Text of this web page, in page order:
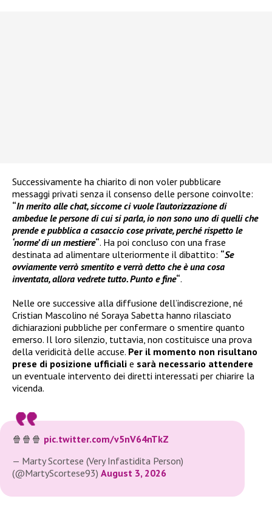
Successivamente ha chiarito di non voler pubblicare
messaggi privati senza il consenso delle persone coinvolte:
“In merito alle chat, siccome ci vuole l’autorizzazione di
ambedue le persone di cui si parla, io non sono uno di quelli che
prende e pubblica a casaccio cose private, perché rispetto le
‘norme’ di un mestiere“. Ha poi concluso con una frase
destinata ad alimentare ulteriormente il dibattito: “Se
ovviamente verrò smentito e verrà detto che è una cosa
inventata, allora vedrete tutto. Punto e fine“.
Nelle ore successive alla diffusione dell’indiscrezione, né
Cristian Mascolino né Soraya Sabetta hanno rilasciato
dichiarazioni pubbliche per confermare o smentire quanto
emerso. Il loro silenzio, tuttavia, non costituisce una prova
della veridicità delle accuse. Per il momento non risultano
prese di posizione ufficiali e sarà necessario attendere
un eventuale intervento dei diretti interessati per chiarire la
vicenda.
🍿🍿🍿 pic.twitter.com/v5nV64nTkZ
— Marty Scortese (Very Infastidita Person)
(@MartyScortese93) August 3, 2026